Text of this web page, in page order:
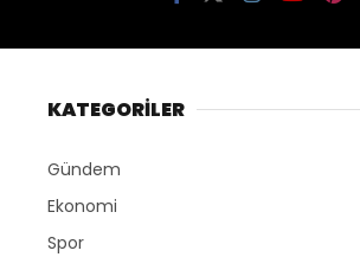
KATEGORİLER
Gündem
Ekonomi
Spor